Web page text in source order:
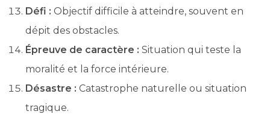
Défi : Objectif difficile à atteindre, souvent en
dépit des obstacles.
Épreuve de caractère : Situation qui teste la
moralité et la force intérieure.
Désastre : Catastrophe naturelle ou situation
tragique.